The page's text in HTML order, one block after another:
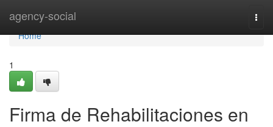
agency-social
Home
Home
1
Firma de Rehabilitaciones en